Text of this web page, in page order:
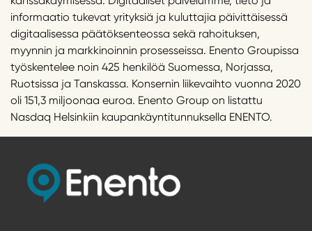
informaatio tukevat yrityksiä ja kuluttajia päivittäisessä
digitaalisessa päätöksenteossa sekä rahoituksen,
myynnin ja markkinoinnin prosesseissa. Enento Groupissa
työskentelee noin 425 henkilöä Suomessa, Norjassa,
Ruotsissa ja Tanskassa. Konsernin liikevaihto vuonna 2020
oli 151,3 miljoonaa euroa. Enento Group on listattu
Nasdaq Helsinkiin kaupankäyntitunnuksella ENENTO.